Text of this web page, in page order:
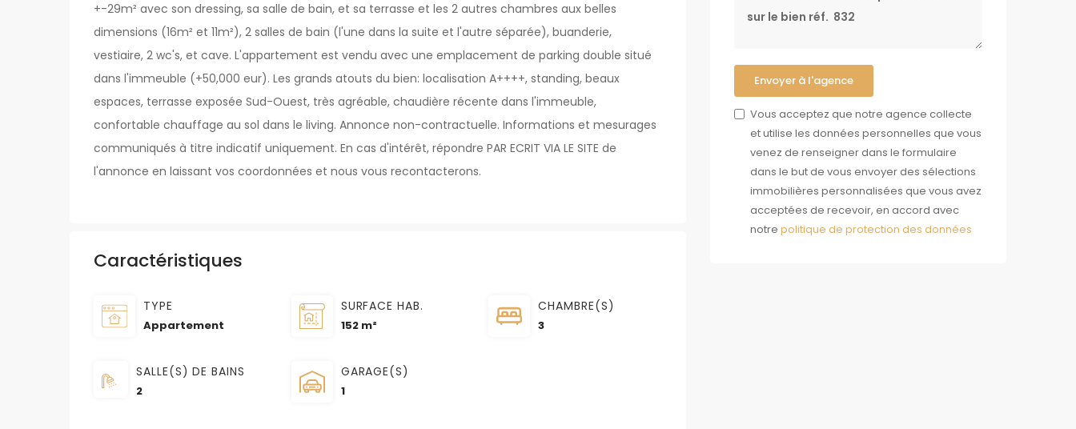
+-29m² avec son dressing, sa salle de bain, et sa terrasse et les 2 autres chambres aux belles
dimensions (16m² et 11m²), 2 salles de bain (l'une dans la suite et l'autre séparée), buanderie,
vestiaire, 2 wc's, et cave. L'appartement est vendu avec une emplacement de parking double situé
dans l'immeuble (+50,000 eur). Les grands atouts du bien: localisation A++++, standing, beaux
espaces, terrasse exposée Sud-Ouest, très agréable, chaudière récente dans l'immeuble,
confortable chauffage au sol dans le living. Annonce non-contractuelle. Informations et mesurages
communiqués à titre indicatif uniquement. En cas d'intérêt, répondre PAR ECRIT VIA LE SITE de
l'annonce en laissant vos coordonnées et nous vous recontacterons.
Caractéristiques
TYPE
Appartement
SURFACE HAB.
152 m²
CHAMBRE(S)
3
SALLE(S) DE BAINS
2
GARAGE(S)
1
Envoyer à l'agence
Vous acceptez que notre agence collecte
et utilise les données personnelles que vous
venez de renseigner dans le formulaire
dans le but de vous envoyer des sélections
immobilières personnalisées que vous avez
acceptées de recevoir, en accord avec
notre politique de protection des données